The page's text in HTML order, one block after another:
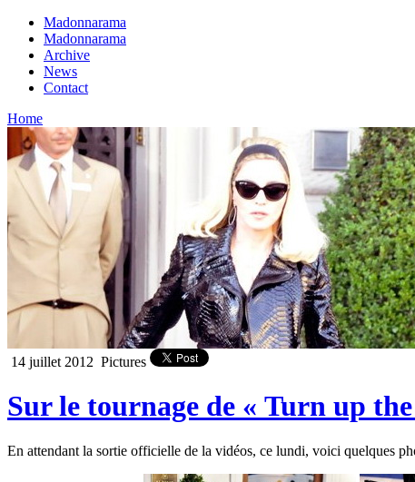
Madonnarama
Madonnarama
Archive
News
Contact
Home
14 juillet 2012 Pictures
Sur le tournage de « Turn up
En attendant la sortie officielle de la vidéos, ce lundi, voici quelques